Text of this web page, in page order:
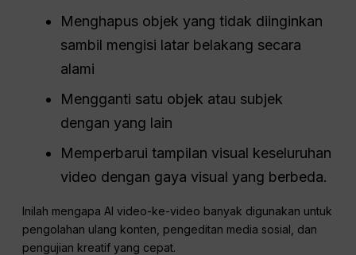
Menghapus objek yang tidak diinginkan
sambil mengisi latar belakang secara
alami
Mengganti satu objek atau subjek
dengan yang lain
Memperbarui tampilan visual keseluruhan
video dengan gaya visual yang berbeda.
Inilah mengapa AI video-ke-video banyak digunakan untuk
pengolahan ulang konten, pengeditan media sosial, dan
pengujian kreatif yang cepat.